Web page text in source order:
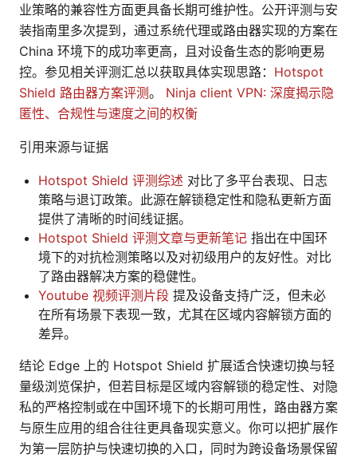
业策略的兼容性方面更具备长期可维护性。公开评测与安
装指南里多次提到，通过系统代理或路由器实现的方案在
China 环境下的成功率更高，且对设备生态的影响更易
控。参见相关评测汇总以获取具体实现思路： Hotspot
Shield 路由器方案评测。 Ninja client VPN: 深度揭示隐
匿性、合规性与速度之间的权衡
引用来源与证据
Hotspot Shield 评测综述 对比了多平台表现、日志
策略与退订政策。此源在解锁稳定性和隐私更新方面
提供了清晰的时间线证据。
Hotspot Shield 评测文章与更新笔记 指出在中国环
境下的对抗检测策略以及对初级用户的友好性。对比
了路由器解决方案的稳健性。
Youtube 视频评测片段 提及设备支持广泛，但未必
在所有场景下表现一致，尤其在区域内容解锁方面的
差异。
结论 Edge 上的 Hotspot Shield 扩展适合快速切换与轻
量级浏览保护，但若目标是区域内容解锁的稳定性、对隐
私的严格控制或在中国环境下的长期可用性，路由器方案
与原生应用的组合往往更具备现实意义。你可以把扩展作
为第一层防护与快速切换的入口，同时为跨设备场景保留